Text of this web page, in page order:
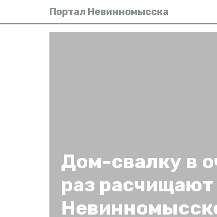
Портал Невинномысска
Дом-свалку в
раз расчищают